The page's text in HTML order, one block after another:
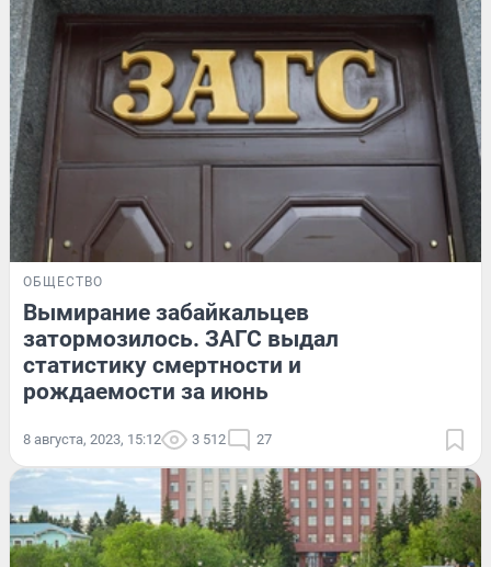
ОБЩЕСТВО
Вымирание забайкальцев
затормозилось. ЗАГС выдал
статистику смертности и
рождаемости за июнь
8 августа, 2023, 15:12 3 512 27